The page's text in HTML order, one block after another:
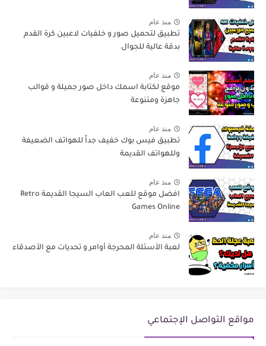
منذ عام
تطبيق لتحميل صور و خلفيات لاعبين كرة القدم
بدقة عالية للجوال
منذ عام
موقع لكتابة اسمك داخل صور جميلة و قوالب
جاهزة ومتنوعة
منذ عام
تطبيق فيس بوك خفيف جداً للهواتف الضعيفة
وللهواتف القديمة
منذ عام
افضل موقع للعب العاب السيجا القديمة Retro
Games Online
منذ عام
لعبة الأسئلة المحرجة أوامر و تحديات مع الأصدقاء
مواقع التواصل الإجتماعي